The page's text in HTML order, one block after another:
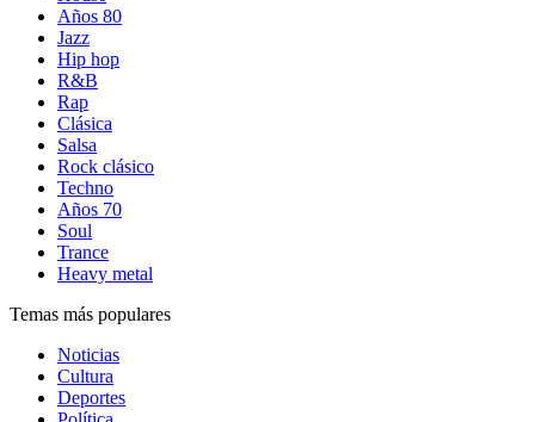
Años 80
Jazz
Hip hop
R&B
Rap
Clásica
Salsa
Rock clásico
Techno
Años 70
Soul
Trance
Heavy metal
Temas más populares
Noticias
Cultura
Deportes